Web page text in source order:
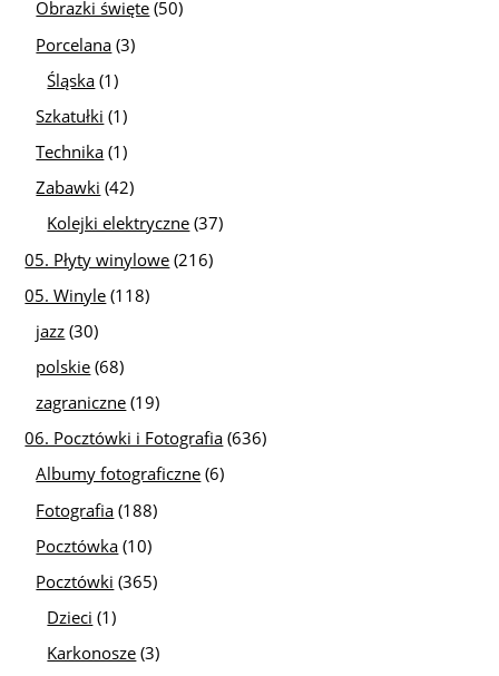
Obrazki święte (50)
Porcelana (3)
Śląska (1)
Szkatułki (1)
Technika (1)
Zabawki (42)
Kolejki elektryczne (37)
05. Płyty winylowe (216)
05. Winyle (118)
jazz (30)
polskie (68)
zagraniczne (19)
06. Pocztówki i Fotografia (636)
Albumy fotograficzne (6)
Fotografia (188)
Pocztówka (10)
Pocztówki (365)
Dzieci (1)
Karkonosze (3)